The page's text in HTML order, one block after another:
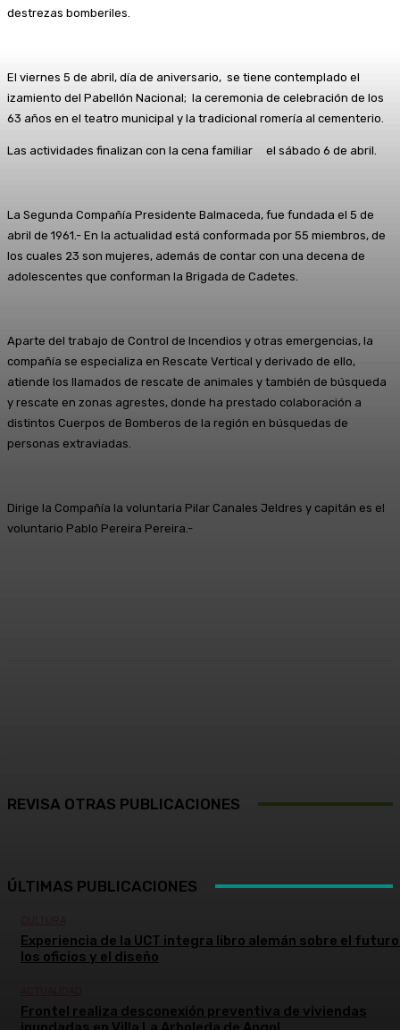
destrezas bomberiles.
El viernes 5 de abril, día de aniversario, se tiene contemplado el
izamiento del Pabellón Nacional; la ceremonia de celebración de los
63 años en el teatro municipal y la tradicional romería al cementerio.
Las actividades finalizan con la cena familiar el sábado 6 de abril.
La Segunda Compañía Presidente Balmaceda, fue fundada el 5 de
abril de 1961.- En la actualidad está conformada por 55 miembros, de
los cuales 23 son mujeres, además de contar con una decena de
adolescentes que conforman la Brigada de Cadetes.
Aparte del trabajo de Control de Incendios y otras emergencias, la
compañía se especializa en Rescate Vertical y derivado de ello,
atiende los llamados de rescate de animales y también de búsqueda
y rescate en zonas agrestes, donde ha prestado colaboración a
distintos Cuerpos de Bomberos de la región en búsquedas de
personas extraviadas.
Dirige la Compañía la voluntaria Pilar Canales Jeldres y capitán es el
voluntario Pablo Pereira Pereira.-
REVISA OTRAS PUBLICACIONES
ÚLTIMAS PUBLICACIONES
Experiencia de la UCT integra libro alemán sobre el
los oficios y el diseño
Frontel realiza desconexión preventiva de viviendas